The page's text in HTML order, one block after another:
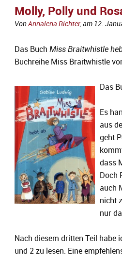
Molly, Polly und
VonAnnalena Richter, am 12.
Das Buch Miss Braitwhistle
Buchreihe Miss Braitwhistle
Das
Es
aus
geht
dass
Doch
auch
nicht
nur
Nach diesem dritten Teil habe
und 2 zu lesen. Eine